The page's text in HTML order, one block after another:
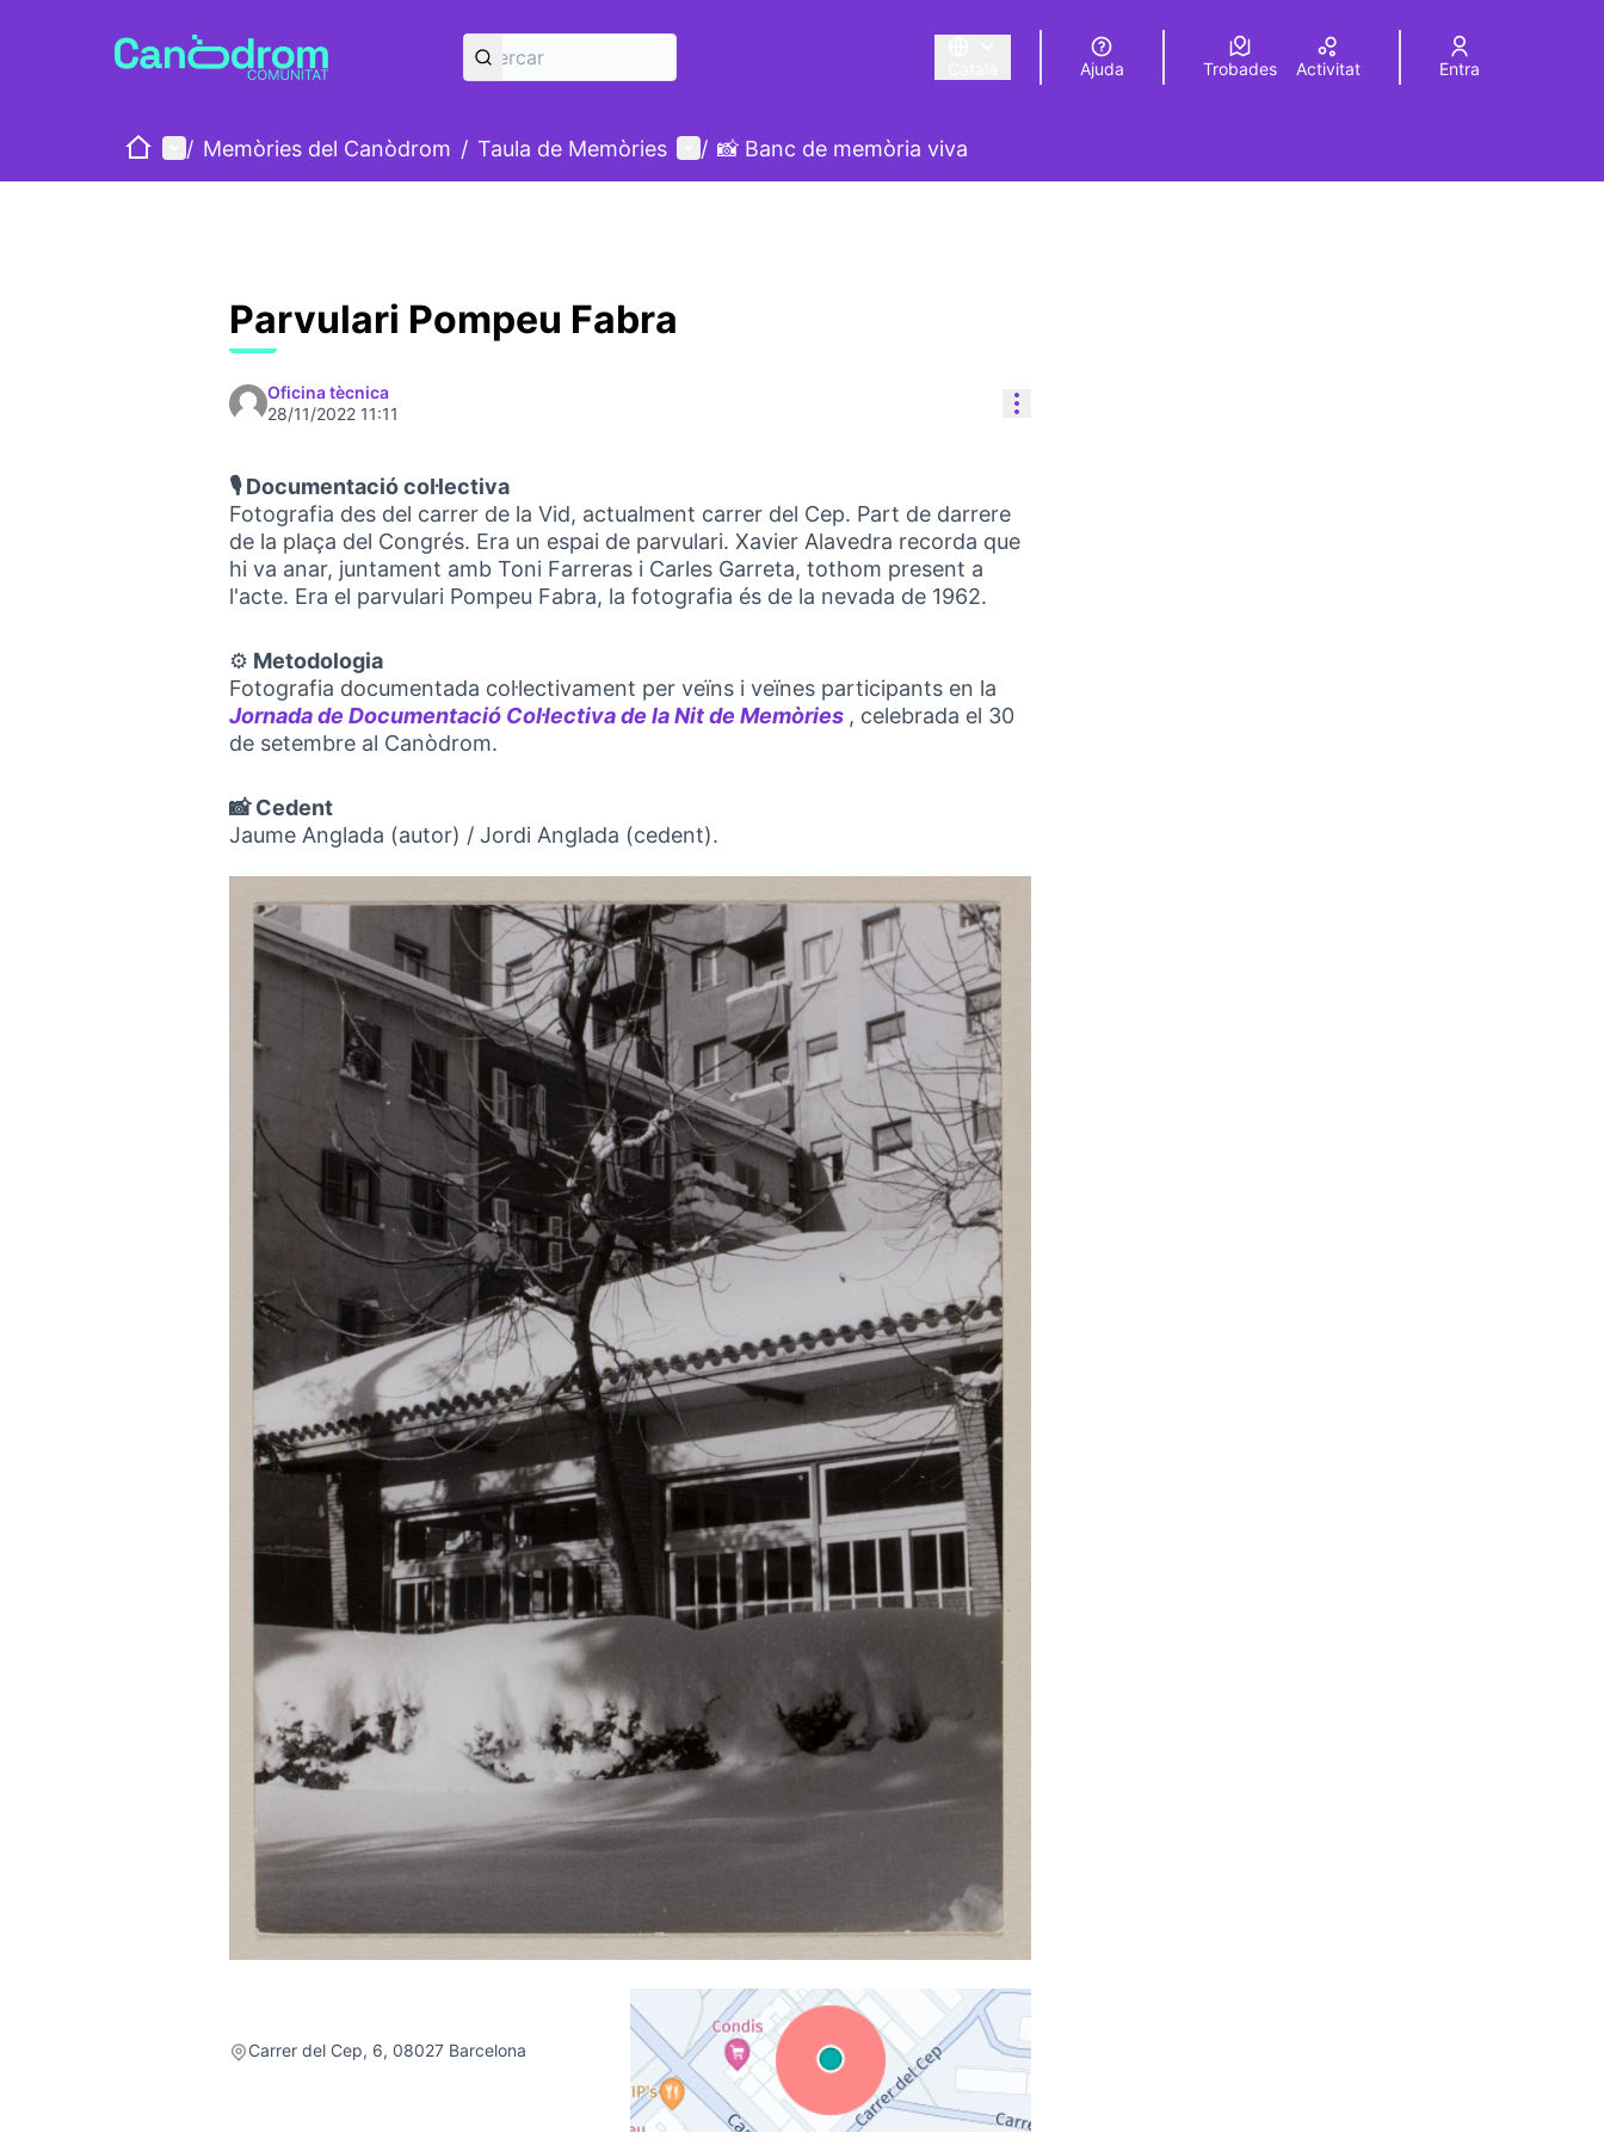
Triar la llengua Elegir el idioma Choose language
Ajuda Trobades Activitat Entra
IniciMenú principal
/ Memòries del Canòdrom / Taula de Memòries Menú d'usuari
/ 📸 Banc de memòria viva
Parvulari Pompeu Fabra
Oficina tècnica
28/11/2022 11:11
Controls de recursos
🎙️ Documentació col·lectiva
Fotografia des del carrer de la Vid, actualment carrer del Cep. Part de darrere
de la plaça del Congrés. Era un espai de parvulari. Xavier Alavedra recorda que
hi va anar, juntament amb Toni Farreras i Carles Garreta, tothom present a
l'acte. Era el parvulari Pompeu Fabra, la fotografia és de la nevada de 1962.
⚙️ Metodologia
Fotografia documentada col·lectivament per veïns i veïnes participants en la
Jornada de Documentació Col·lectiva de la Nit de Memòries
(Obrir en una pestanya nova)
, celebrada el 30
de setembre al Canòdrom.
📸 Cedent
Jaume Anglada (autor) / Jordi Anglada (cedent).
Carrer del Cep, 6, 08027 Barcelona